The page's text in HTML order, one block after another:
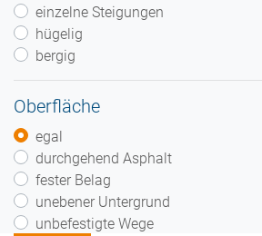
einzelne Steigungen
hügelig
bergig
Oberfläche
egal
durchgehend Asphalt
fester Belag
unebener Untergrund
unbefestigte Wege